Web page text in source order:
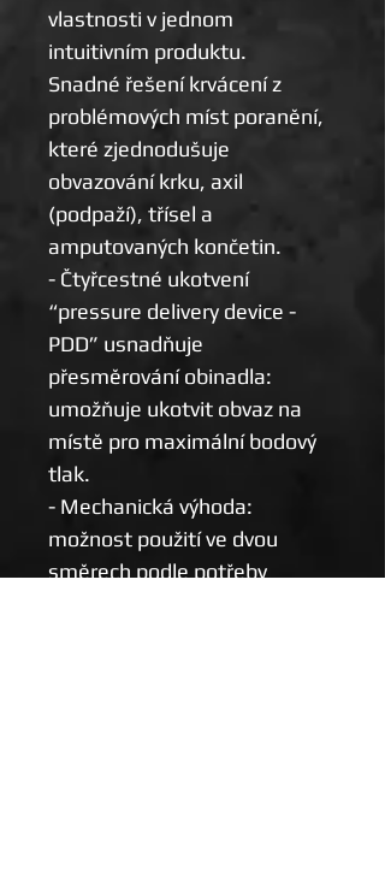
vlastnosti v jednom
intuitivním produktu.
Snadné řešení krvácení z
problémových míst poranění,
které zjednodušuje
obvazování krku, axil
(podpaží), třísel a
amputovaných končetin.
- Čtyřcestné ukotvení
“pressure delivery device -
PDD” usnadňuje
přesměrování obinadla:
umožňuje ukotvit obvaz na
místě pro maximální bodový
tlak.
- Mechanická výhoda:
možnost použití ve dvou
směrech podle potřeby